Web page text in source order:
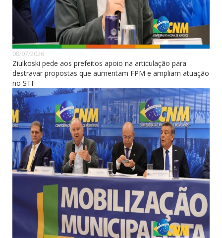
08/07/2026
Ziulkoski pede aos prefeitos apoio na articulação para
destravar propostas que aumentam FPM e ampliam atuação
no STF